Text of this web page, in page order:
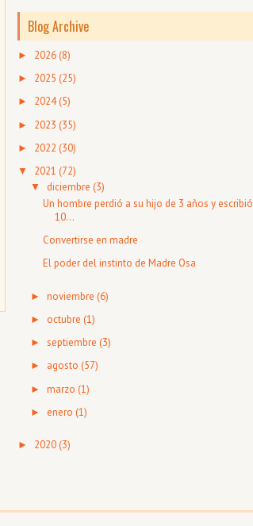
Blog Archive
► 2026 (8)
► 2025 (25)
► 2024 (5)
► 2023 (35)
► 2022 (30)
▼ 2021 (72)
▼ diciembre (3)
Un hombre perdió a su hijo de 3 años y escribió
10...
Convertirse en madre
El poder del instinto de Madre Osa
► noviembre (6)
► octubre (1)
► septiembre (3)
► agosto (57)
► marzo (1)
► enero (1)
► 2020 (3)